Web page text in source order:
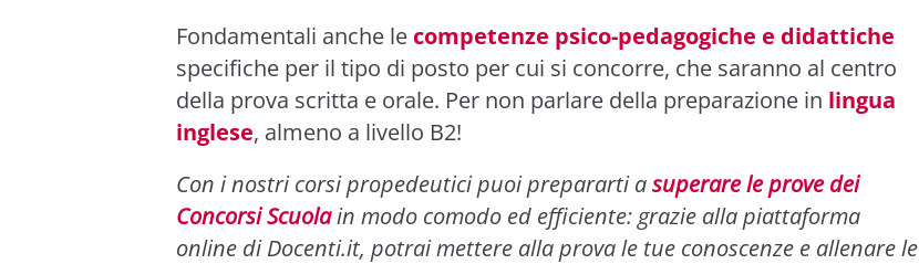
Fondamentali anche le competenze psico-pedagogiche e didattiche
specifiche per il tipo di posto per cui si concorre, che saranno al centro
della prova scritta e orale. Per non parlare della preparazione in lingua
inglese, almeno a livello B2!
Con i nostri corsi propedeutici puoi prepararti asuperare le prove dei
Concorsi Scuolain modo comodo ed efficiente: grazie alla piattaforma
online di Docenti.it, potrai mettere alla prova le tue conoscenze e allenare le